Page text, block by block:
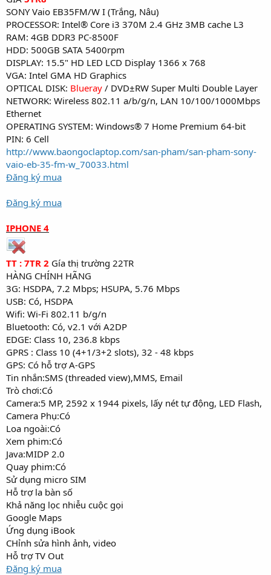
SONY Vaio EB35FM/W I (Trắng, Nâu)
PROCESSOR: Intel® Core i3 370M 2.4 GHz 3MB cache L3
RAM: 4GB DDR3 PC-8500F
HDD: 500GB SATA 5400rpm
DISPLAY: 15.5" HD LED LCD Display 1366 x 768
VGA: Intel GMA HD Graphics
OPTICAL DISK: Blueray / DVD±RW Super Multi Double Layer
NETWORK: Wireless 802.11 a/b/g/n, LAN 10/100/1000Mbps
Ethernet
OPERATING SYSTEM: Windows® 7 Home Premium 64-bit
PIN: 6 Cell
http://www.baongoclaptop.com/san-pham/san-pham-sony-
vaio-eb-35-fm-w_70033.html
Đăng ký mua
Đăng ký mua
IPHONE 4
TT : 7TR 2 Gía thị trường 22TR
HÀNG CHÍNH HÃNG
3G: HSDPA, 7.2 Mbps; HSUPA, 5.76 Mbps
USB: Có, HSDPA
Wifi: Wi-Fi 802.11 b/g/n
Bluetooth: Có, v2.1 với A2DP
EDGE: Class 10, 236.8 kbps
GPRS : Class 10 (4+1/3+2 slots), 32 - 48 kbps
GPS: Có hỗ trợ A-GPS
Tin nhắn:SMS (threaded view),MMS, Email
Trò chơi:Có
Camera:5 MP, 2592 x 1944 pixels, lấy nét tự động, LED Flash,
Camera Phụ:Có
Loa ngoài:Có
Xem phim:Có
Java:MIDP 2.0
Quay phim:Có
Sử dụng micro SIM
Hỗ trợ la bàn số
Khả năng lọc nhiễu cuộc gọi
Google Maps
Ứng dụng iBook
CHỉnh sửa hình ảnh, video
Hỗ trợ TV Out
Đăng ký mua